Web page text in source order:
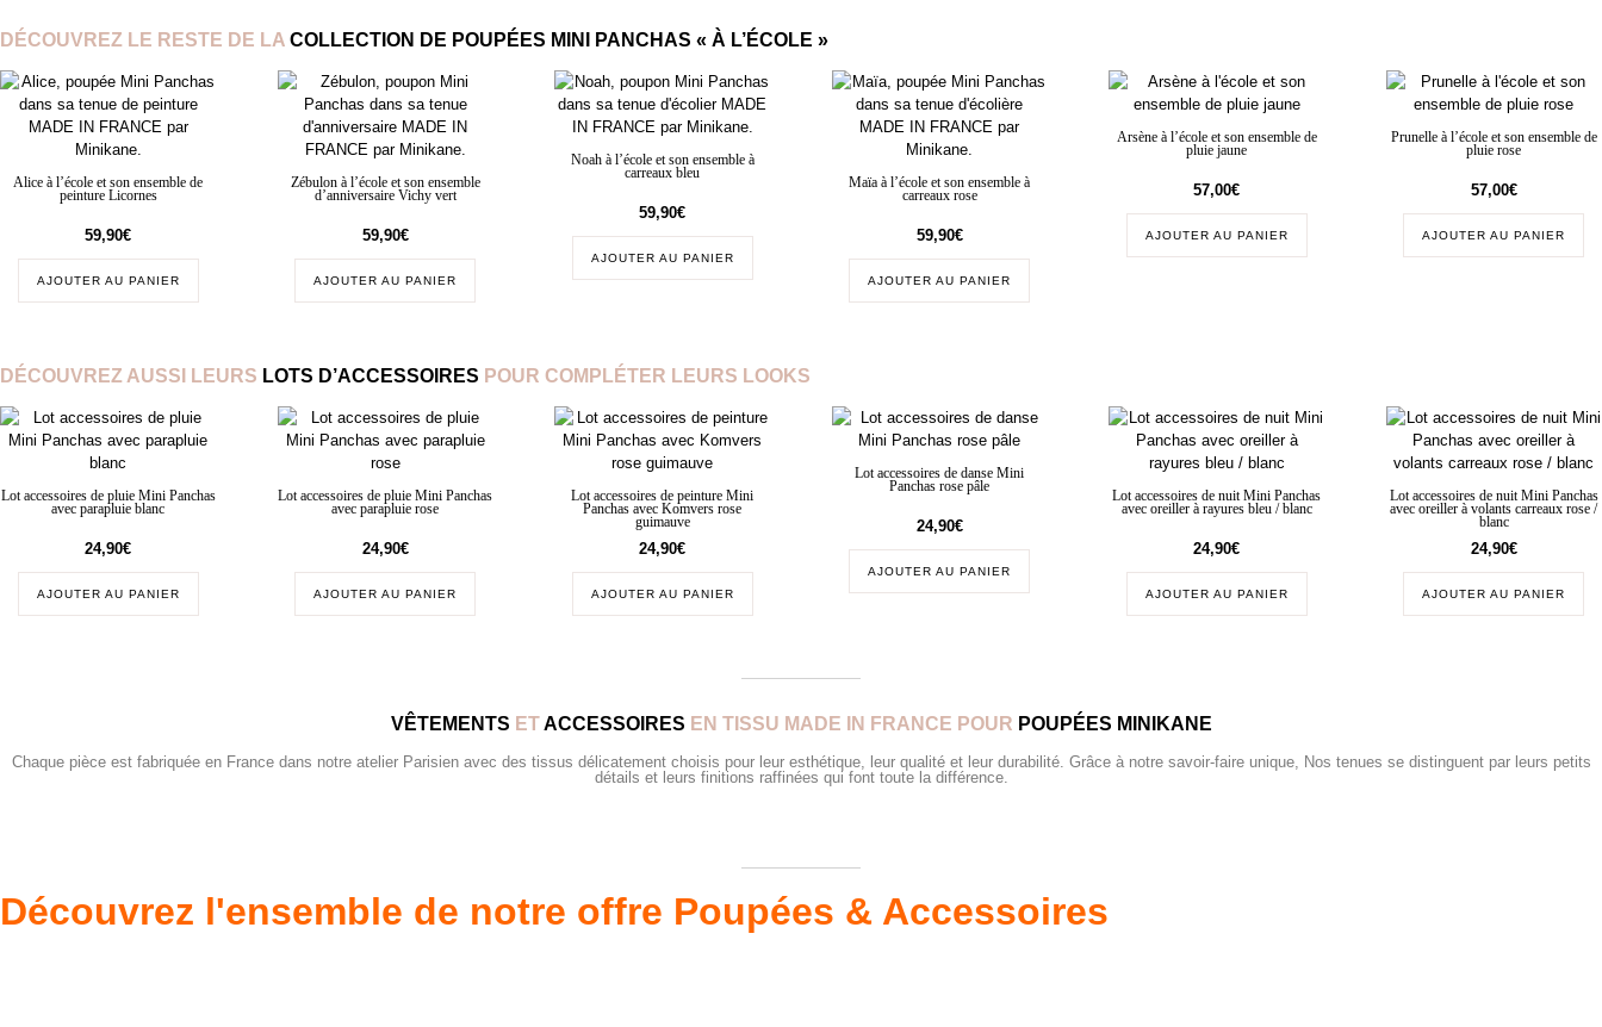
DÉCOUVREZ LE RESTE DE LA COLLECTION DE POUPÉES MINI PANCHAS « À L’ÉCOLE »
Alice à l’école et son ensemble de
peinture Licornes
59,90€
AJOUTER AU PANIER
Zébulon à l’école et son ensemble
d’anniversaire Vichy vert
59,90€
AJOUTER AU PANIER
Noah à l’école et son ensemble à
carreaux bleu
59,90€
AJOUTER AU PANIER
Maïa à l’école et son ensemble à
carreaux rose
59,90€
AJOUTER AU PANIER
Arsène à l’école et son ensemble de
pluie jaune
57,00€
AJOUTER AU PANIER
Prunelle à l’école et son ensemble de
pluie rose
57,00€
AJOUTER AU PANIER
DÉCOUVREZ AUSSI LEURS LOTS D’ACCESSOIRES POUR COMPLÉTER LEURS LOOKS
Lot accessoires de pluie Mini Panchas
avec parapluie blanc
24,90€
AJOUTER AU PANIER
Lot accessoires de pluie Mini Panchas
avec parapluie rose
24,90€
AJOUTER AU PANIER
Lot accessoires de peinture Mini
Panchas avec Komvers rose
guimauve
24,90€
AJOUTER AU PANIER
Lot accessoires de danse Mini
Panchas rose pâle
24,90€
AJOUTER AU PANIER
Lot accessoires de nuit Mini Panchas
avec oreiller à rayures bleu / blanc
24,90€
AJOUTER AU PANIER
Lot accessoires de nuit Mini Panchas
avec oreiller à volants carreaux rose /
blanc
24,90€
AJOUTER AU PANIER
VÊTEMENTS ETACCESSOIRES EN TISSU MADE IN FRANCE POUR POUPÉES MINIKANE
Chaque pièce est fabriquée en France dans notre atelier Parisien avec des tissus délicatement choisis pour leur esthétique, leur qualité et leur durabilité. Grâce à notre savoir-faire unique, Nos tenues se distinguent par leurs petits
détails et leurs finitions raffinées qui font toute la différence.
Découvrez l'ensemble de notre offre Poupées & Accessoires